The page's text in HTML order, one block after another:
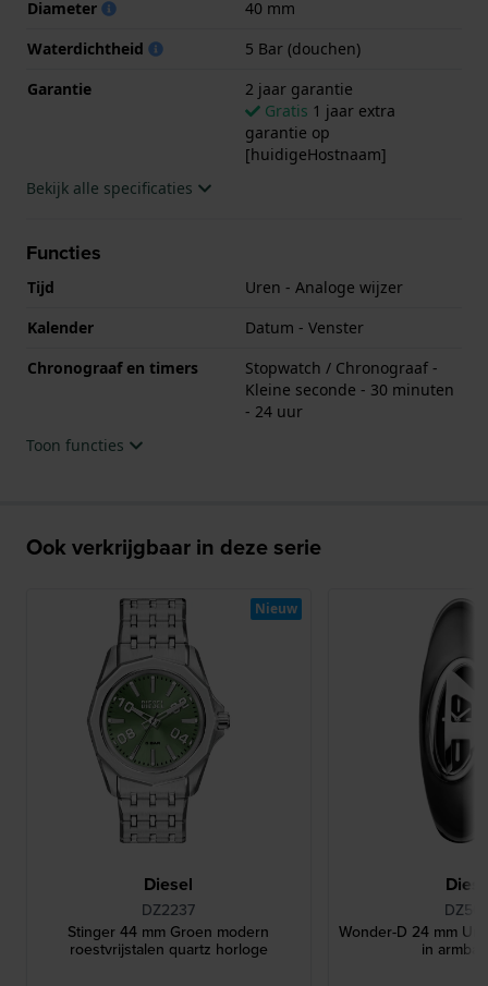
Diameter
40 mm
Waterdichtheid
5 Bar (douchen)
Garantie
2 jaar garantie
Gratis 1 jaar extra
garantie op
[huidigeHostnaam]
Bekijk alle specificaties
Functies
Tijd
Uren - Analoge wijzer
Kalender
Datum - Venster
Chronograaf en timers
Stopwatch / Chronograaf -
Kleine seconde - 30 minuten
- 24 uur
Toon functies
Ook verkrijgbaar in deze serie
Diesel
DZ2237
Stinger 44 mm Groen modern
roestvrijstalen quartz horloge
Nieuw
Wonder-D 24 mm
in